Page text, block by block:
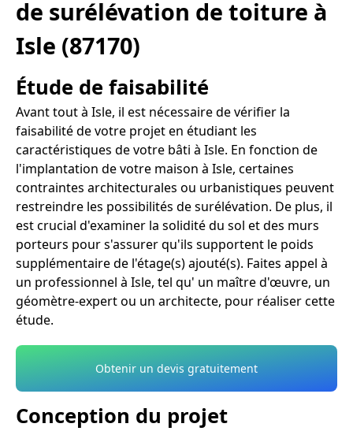
de surélévation de toiture à
Isle (87170)
Étude de faisabilité
Avant tout à Isle, il est nécessaire de vérifier la
faisabilité de votre projet en étudiant les
caractéristiques de votre bâti à Isle. En fonction de
l'implantation de votre maison à Isle, certaines
contraintes architecturales ou urbanistiques peuvent
restreindre les possibilités de surélévation. De plus, il
est crucial d'examiner la solidité du sol et des murs
porteurs pour s'assurer qu'ils supportent le poids
supplémentaire de l'étage(s) ajouté(s). Faites appel à
un professionnel à Isle, tel qu' un maître d'œuvre, un
géomètre-expert ou un architecte, pour réaliser cette
étude.
Obtenir un devis gratuitement
Conception du projet